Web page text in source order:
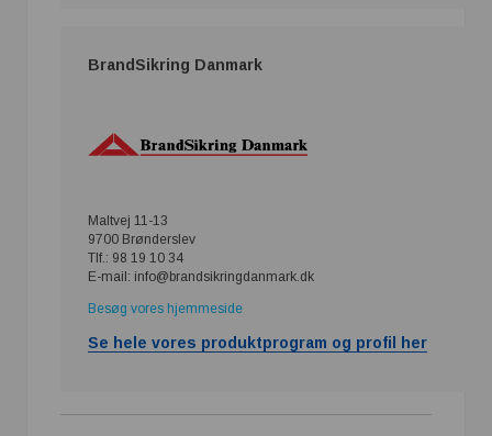
​BrandSikring Danmark
Maltvej 11-13
9700 Brønderslev
Tlf.: 98 19 10 34
E-mail: info@brandsikringdanmark.dk
Besøg vores hjemmeside
Se hele vores produktprogram og profil her